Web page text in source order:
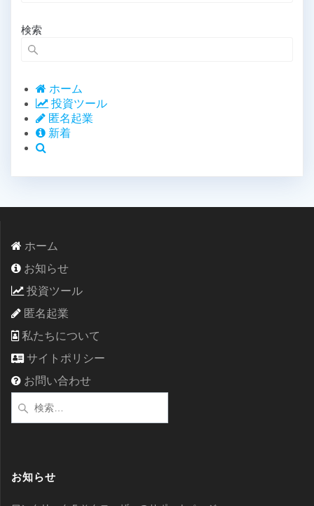
イ
ブ
検索
ホーム
投資ツール
匿名起業
新着
ホーム
お知らせ
投資ツール
匿名起業
私たちについて
サイトポリシー
お問い合わせ
索:
お知らせ